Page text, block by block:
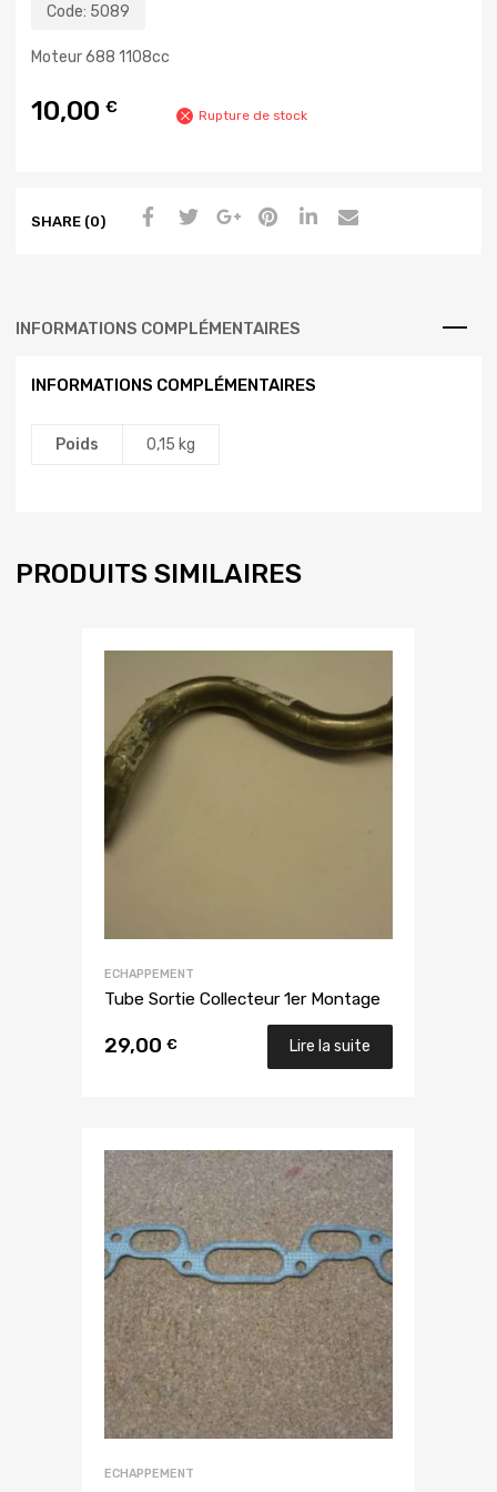
Code: 5089
Moteur 688 1108cc
10,00 € Rupture de stock
SHARE (0)
INFORMATIONS COMPLÉMENTAIRES
INFORMATIONS COMPLÉMENTAIRES
Poids 0,15 kg
PRODUITS SIMILAIRES
ECHAPPEMENT
Tube Sortie Collecteur 1er Montage
29,00 € Lire la suite
ECHAPPEMENT